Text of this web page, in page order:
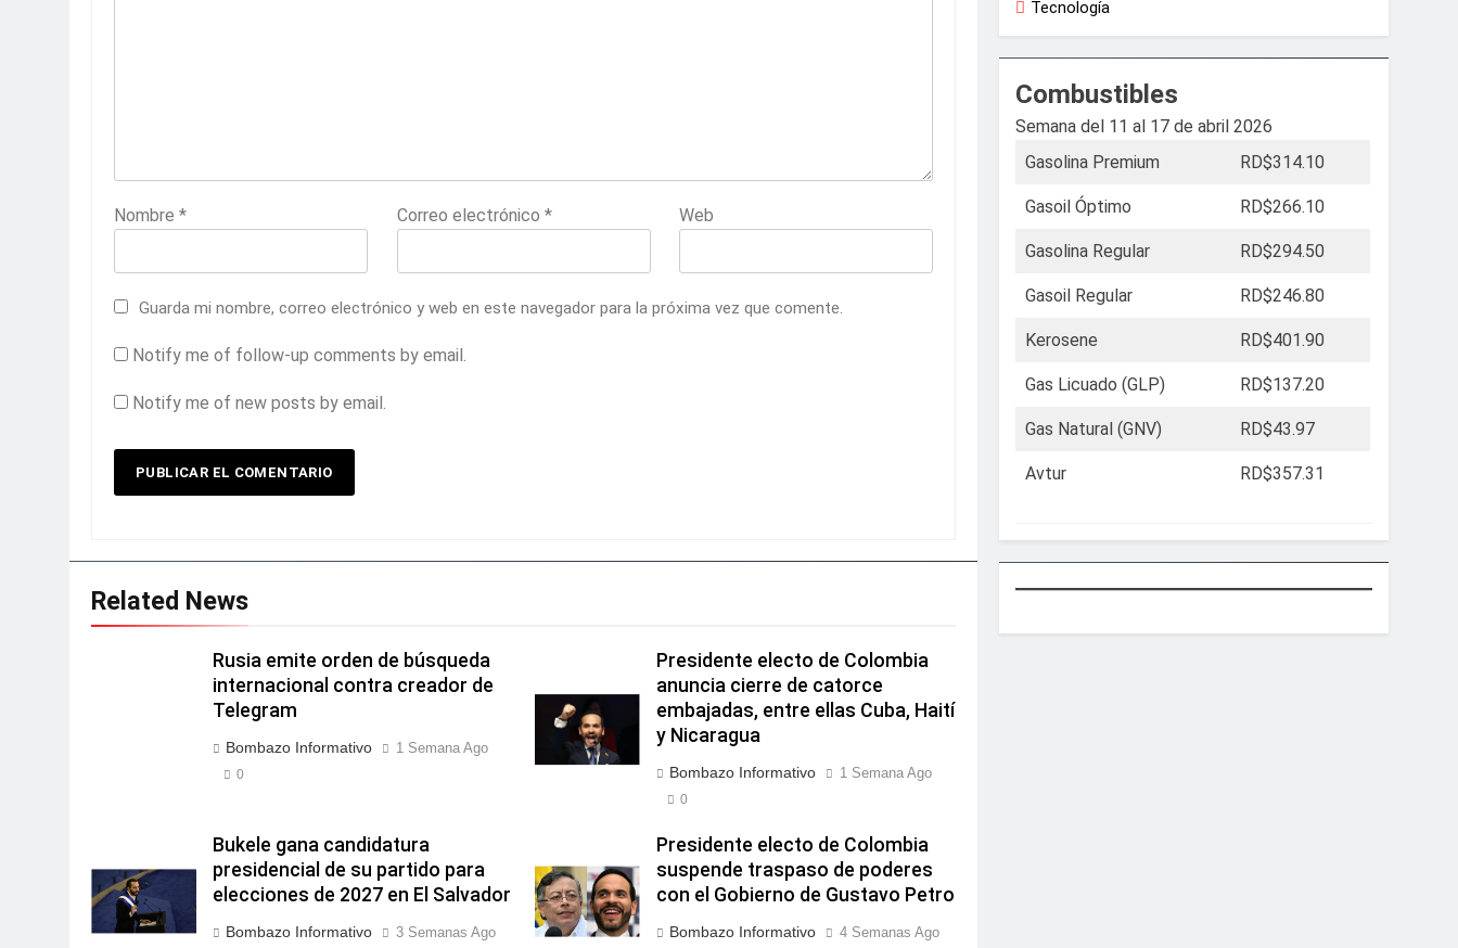
Nombre * Correo electrónico * Web
Guarda mi nombre, correo electrónico y web en este navegador para la próxima vez que comente.
Notify me of follow-up comments by email.
Notify me of new posts by email.
Related News
Rusia emite orden de búsqueda
internacional contra creador de
Telegram
Bombazo Informativo 1 Semana Ago
0
Presidente electo de Colombia
anuncia cierre de catorce
embajadas, entre ellas Cuba, Haití
y Nicaragua
Bombazo Informativo 1 Semana Ago
0
Bukele gana candidatura
presidencial de su partido para
elecciones de 2027 en El Salvador
Bombazo Informativo 3 Semanas Ago
Presidente electo de Colombia
suspende traspaso de poderes
con el Gobierno de Gustavo Petro
Bombazo Informativo 4 Semanas Ago
Tecnología
Combustibles
Semana del 11 al 17 de abril 2026
Gasolina Premium
RD$314.10
Gasoil Óptimo RD$266.10
Gasolina Regular RD$294.50
Gasoil Regular RD$246.80
Kerosene RD$401.90
Gas Licuado (GLP) RD$137.20
Gas Natural (GNV) RD$43.97
Avtur RD$357.31